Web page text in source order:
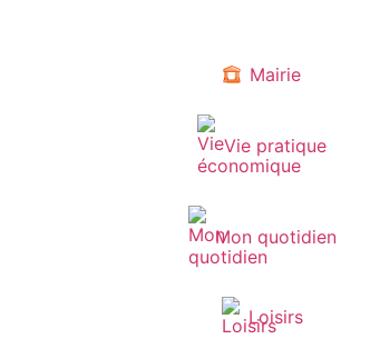
Mairie
Vie pratique
Mon quotidien
Loisirs